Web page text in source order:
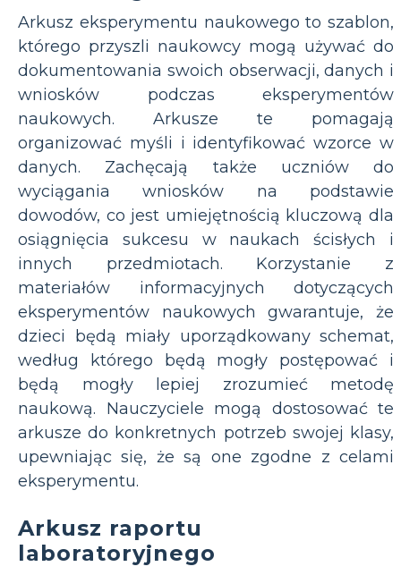
Arkusz eksperymentu naukowego to szablon,
którego przyszli naukowcy mogą używać do
dokumentowania swoich obserwacji, danych i
wniosków podczas eksperymentów
naukowych. Arkusze te pomagają
organizować myśli i identyfikować wzorce w
danych. Zachęcają także uczniów do
wyciągania wniosków na podstawie
dowodów, co jest umiejętnością kluczową dla
osiągnięcia sukcesu w naukach ścisłych i
innych przedmiotach. Korzystanie z
materiałów informacyjnych dotyczących
eksperymentów naukowych gwarantuje, że
dzieci będą miały uporządkowany schemat,
według którego będą mogły postępować i
będą mogły lepiej zrozumieć metodę
naukową. Nauczyciele mogą dostosować te
arkusze do konkretnych potrzeb swojej klasy,
upewniając się, że są one zgodne z celami
eksperymentu.
Arkusz raportu
laboratoryjnego